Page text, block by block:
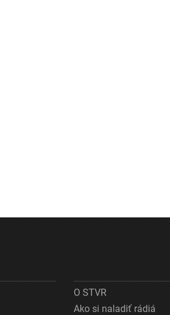
O STVR
Ako si naladiť rádiá